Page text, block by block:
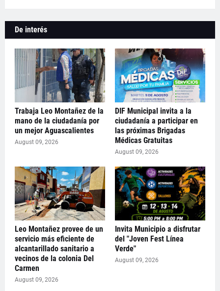
De interés
Trabaja Leo Montañez de la
mano de la ciudadanía por
un mejor Aguascalientes
August 09, 2026
DIF Municipal invita a la
ciudadanía a participar en
las próximas Brigadas
Médicas Gratuitas
August 09, 2026
Leo Montañez provee de un
servicio más eficiente de
alcantarillado sanitario a
vecinos de la colonia Del
Carmen
August 09, 2026
Invita Municipio a disfrutar
del "Joven Fest Línea
Verde"
August 09, 2026